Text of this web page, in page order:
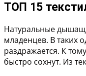
ТОП 15
Натуральные
младенцев. В таких
раздражается. К
быстро сохнут. Из